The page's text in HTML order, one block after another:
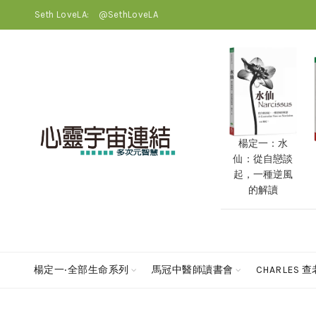
Seth LoveLA: @SethLoveLA
楊定一：水
仙：從自戀談
起，一種逆風
的解讀
楊定一‧全部生命系列 馬冠中醫師讀書會 CHARLES 查